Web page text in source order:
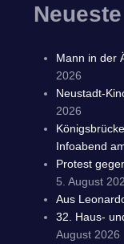
Mann in der
2026
Neustadt-
2026
Infoabend
Protest
5. August
Aus
32. Haus-
August 2026